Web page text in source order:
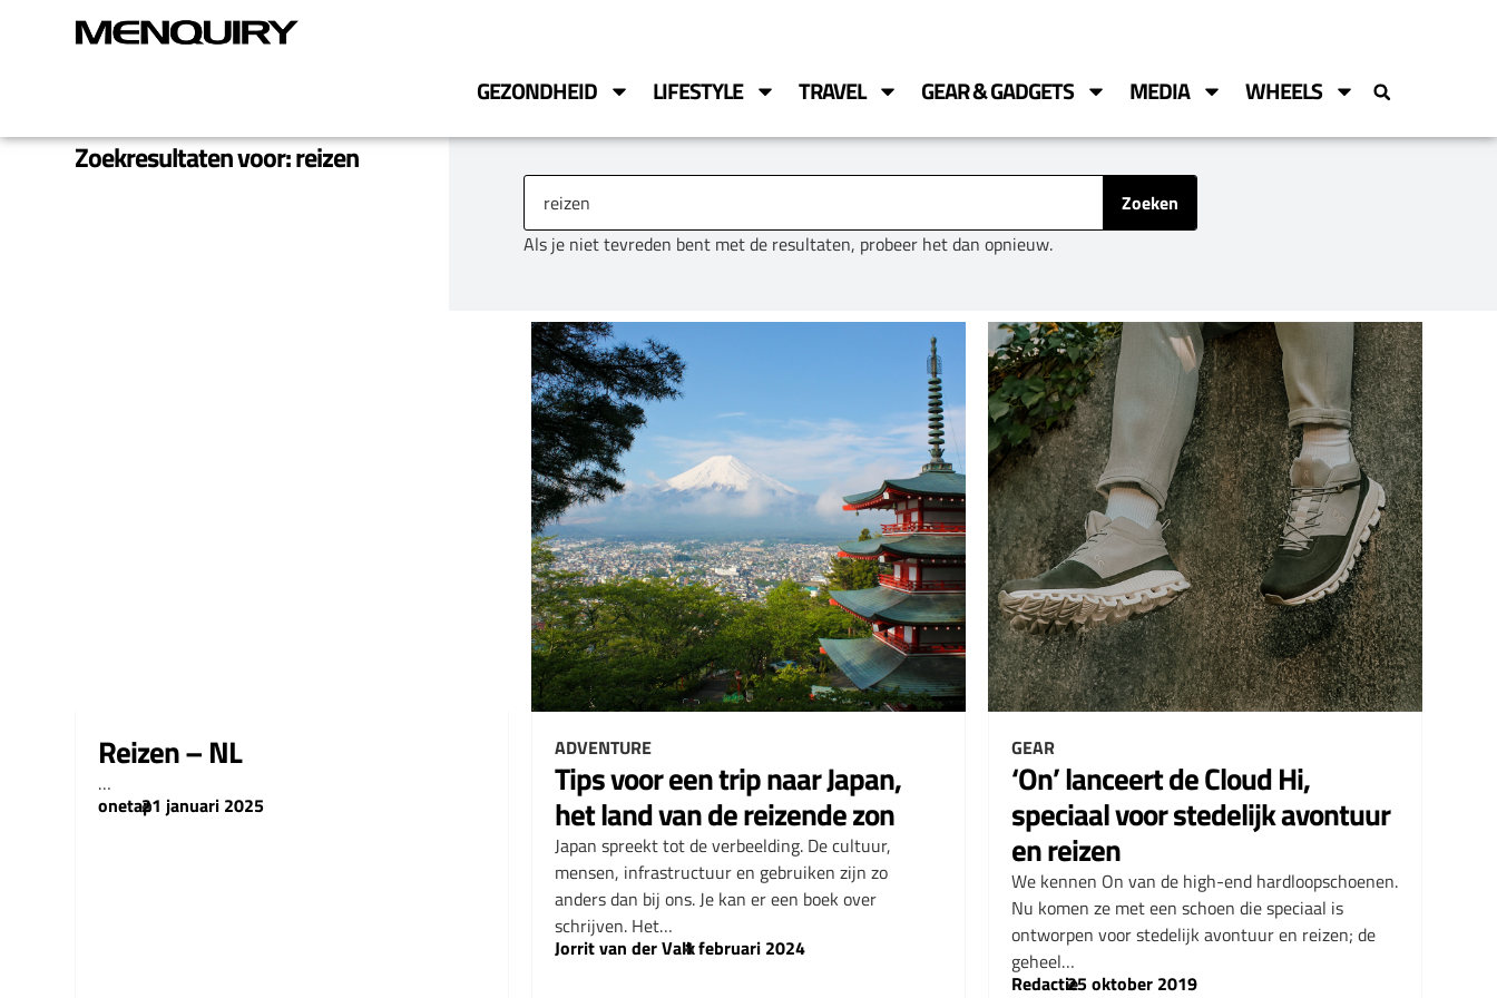
GEZONDHEID LIFESTYLE TRAVEL GEAR & GADGETS MEDIA WHEELS
Zoekresultaten voor: reizen
Zoeken
Als je niet tevreden bent met de resultaten, probeer het dan opnieuw.
Reizen – NL
…
onetap
–
21 januari 2025
ADVENTURE
Tips voor een trip naar Japan,
het land van de reizende zon
Japan spreekt tot de verbeelding. De cultuur,
mensen, infrastructuur en gebruiken zijn zo
anders dan bij ons. Je kan er een boek over
schrijven. Het…
Jorrit van der Valk
–
1 februari 2024
GEAR
‘On’ lanceert de Cloud Hi,
speciaal voor stedelijk avontuur
en reizen
We kennen On van de high-end hardloopschoenen.
Nu komen ze met een schoen die speciaal is
ontworpen voor stedelijk avontuur en reizen; de
geheel…
Redactie
–
25 oktober 2019